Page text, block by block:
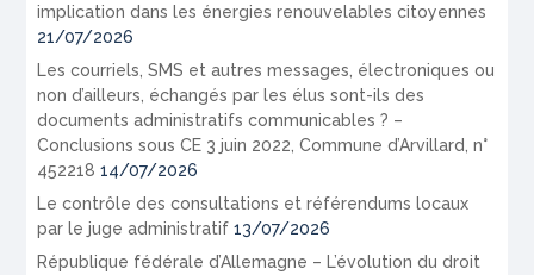
implication dans les énergies renouvelables citoyennes
21/07/2026
Les courriels, SMS et autres messages, électroniques ou
non d’ailleurs, échangés par les élus sont-ils des
documents administratifs communicables ? –
Conclusions sous CE 3 juin 2022, Commune d’Arvillard, n°
452218 14/07/2026
Le contrôle des consultations et référendums locaux
par le juge administratif 13/07/2026
République fédérale d’Allemagne – L’évolution du droit